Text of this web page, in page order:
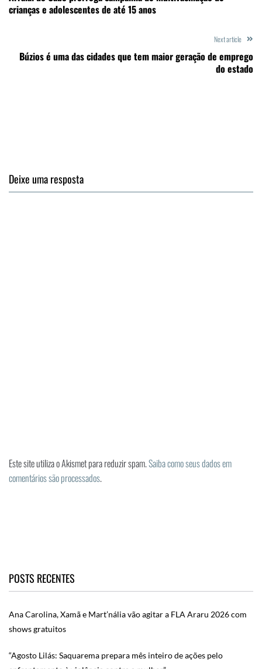
crianças e adolescentes de até 15 anos
Next article
Búzios é uma das cidades que tem maior geração de emprego
do estado
Deixe uma resposta
Este site utiliza o Akismet para reduzir spam.Saiba como seus dados em
comentários são processados.
POSTS RECENTES
Ana Carolina, Xamã e Mart’nália vão agitar a FLA Araru 2026 com
shows gratuitos
“Agosto Lilás: Saquarema prepara mês inteiro de ações pelo